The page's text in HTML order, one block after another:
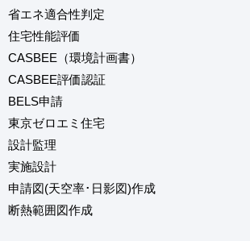
4
67
省エネ適合性判定
住宅性能評価
CASBEE（環境計画書）
CASBEE評価認証
BELS申請
東京ゼロエミ住宅
設計監理
実施設計
申請図(天空率･日影図)作成
断熱範囲図作成